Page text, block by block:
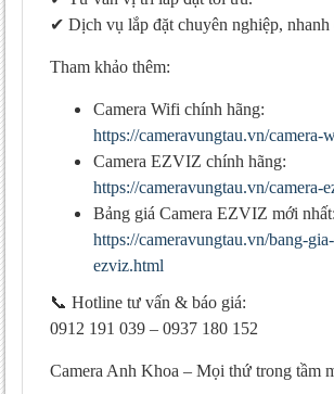
✔ Dịch vụ lắp đặt chuyên nghiệp, nhanh
Tham khảo thêm:
Camera Wifi chính hãng:
https://cameravungtau.vn/camera-
Camera EZVIZ chính hãng:
https://cameravungtau.vn/camera-
Bảng giá Camera EZVIZ mới nhất:
https://cameravungtau.vn/bang-
ezviz.html
📞 Hotline tư vấn & báo giá:
0912 191 039 – 0937 180 152
Camera Anh Khoa – Mọi thứ trong tầm